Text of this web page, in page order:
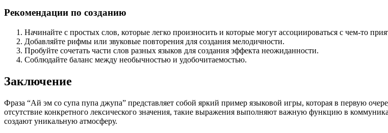
Рекомендации по созданию
Начинайте с простых слов, которые легко произносить и которые могут ассоциироваться с чем-то
Добавляйте рифмы или звуковые повторения для создания мелодичности.
Пробуйте сочетать части слов разных языков для создания эффекта неожиданности.
Соблюдайте баланс между необычностью и удобочитаемостью.
Заключение
Фраза “Ай эм со супа пупа джупа” представляет собой яркий пример языковой игры, которая в первую
отсутствие конкретного лексического значения, такие выражения выполняют важную функцию в
создают уникальную атмосферу.